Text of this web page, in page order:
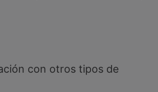
con otros tipos de